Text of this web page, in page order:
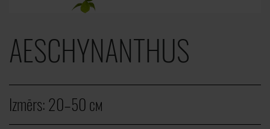
AESCHYNANTHUS
Izmērs:20–50 cм